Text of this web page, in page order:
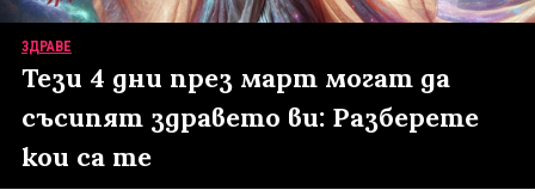
ЗДРАВЕ
Тези 4 дни през март могат да
съсипят здравето ви: Разберете
кои са те